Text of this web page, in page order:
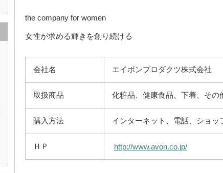
the company for women
女性が求める輝きを創り続ける
会社名 エイボンプロダクツ株式会社
取扱商品 化粧品、健康食品、下着、その
購入方法 インターネット、電話、ショッ
ＨＰ http://www.avon.co.jp/